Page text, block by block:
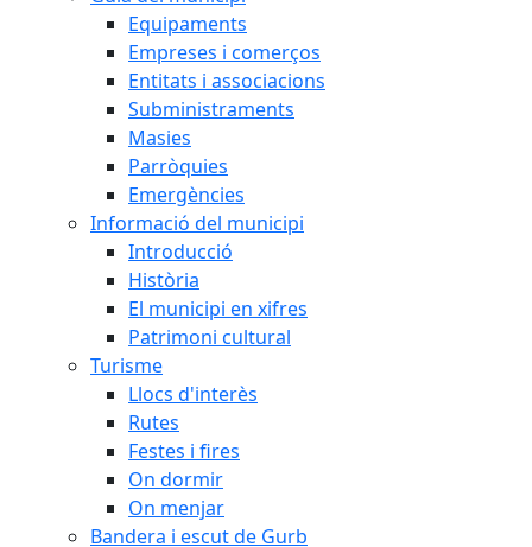
Equipaments
Empreses i comerços
Entitats i associacions
Subministraments
Masies
Parròquies
Emergències
Informació del municipi
Introducció
Història
El municipi en xifres
Patrimoni cultural
Turisme
Llocs d'interès
Rutes
Festes i fires
On dormir
On menjar
Bandera i escut de Gurb